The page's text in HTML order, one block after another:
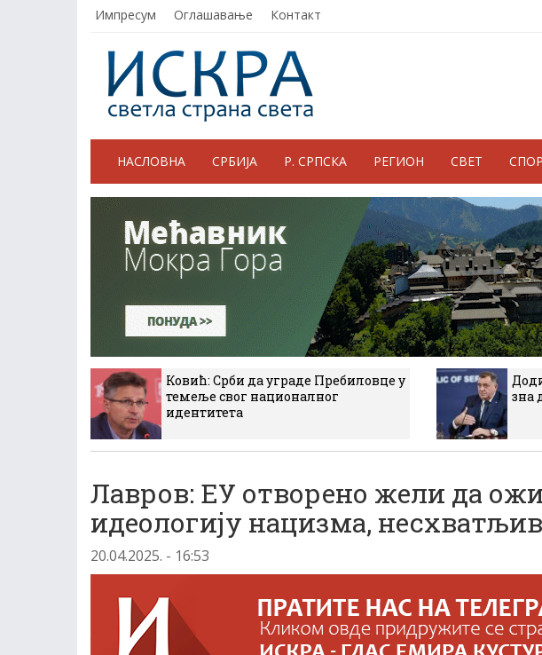
Импресум Оглашавање Контакт
НАСЛОВНА СРБИЈА Р. СРПСКА РЕГИОН СВЕТ
Ковић: Срби да уграде Пребиловце у
темеље свог националног
идентитета
зна
Лавров: ЕУ отворено жели да
идеологију нацизма,
20.04.2025. - 16:53